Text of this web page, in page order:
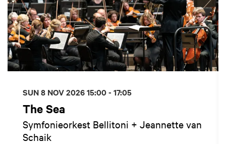
The Sea
Symfonieorkest Bellitoni + Jeannette van
Schaik
SUN 8 NOV 202615:00 - 17:05